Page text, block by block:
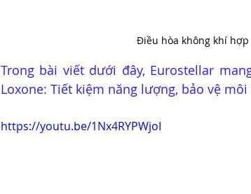
Điều hòa không khí
Trong bài viết dưới đây, Eurostellar
Loxone: Tiết kiệm năng lượng, bảo vệ
https://youtu.be/1Nx4RYPWjoI